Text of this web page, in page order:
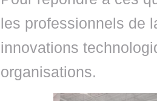
les professionnels de
innovations
organisations.